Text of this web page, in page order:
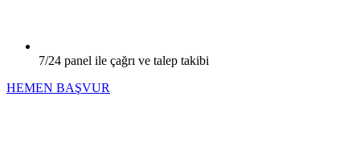
7/24 panel ile çağrı ve talep takibi
HEMEN BAŞVUR